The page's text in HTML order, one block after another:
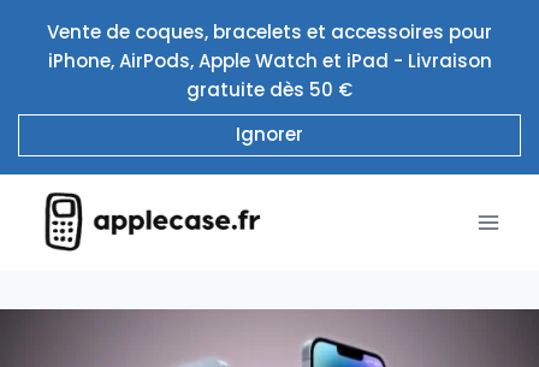
contenu
Vente de coques, bracelets et accessoires pour
iPhone, AirPods, Apple Watch et iPad - Livraison
gratuite dès 50 €
Ignorer